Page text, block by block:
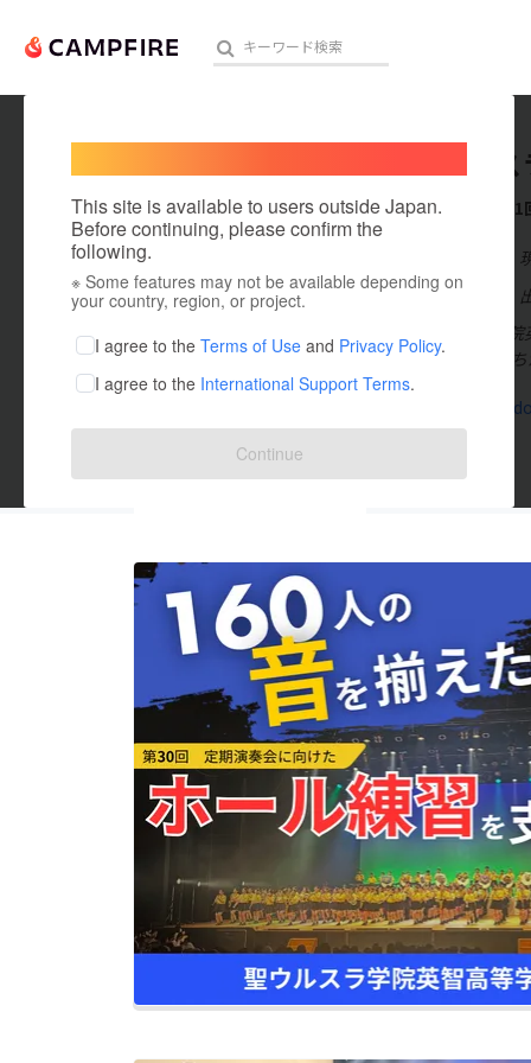
人気のプロジェクト 注目の
アート・写真
テクノロジー・ガジェット
映像・映画
ビジネス・起業
まちづくり・地域活性化
This site is available to users outside Japan.
Before continuing, please confirm the
following.
※ Some features may not be available depending on
your country, region, or project.
I agree to the Terms of Use and Privacy Policy.
I agree to the International Support Terms.
Continue
聖ウル
これまでに1
出身国：日本
聖ウルスラ学
た。 子どもた